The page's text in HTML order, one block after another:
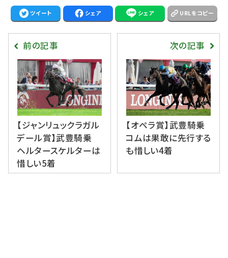
ツイート シェア シェア URLをコピー
前の記事
【ジャンリュックラガル
デール賞】武豊騎乗
ヘルタースケルターは
惜しい5着
次の記事
【オペラ賞】武豊騎乗
コムは果敢に先行する
も惜しい4着